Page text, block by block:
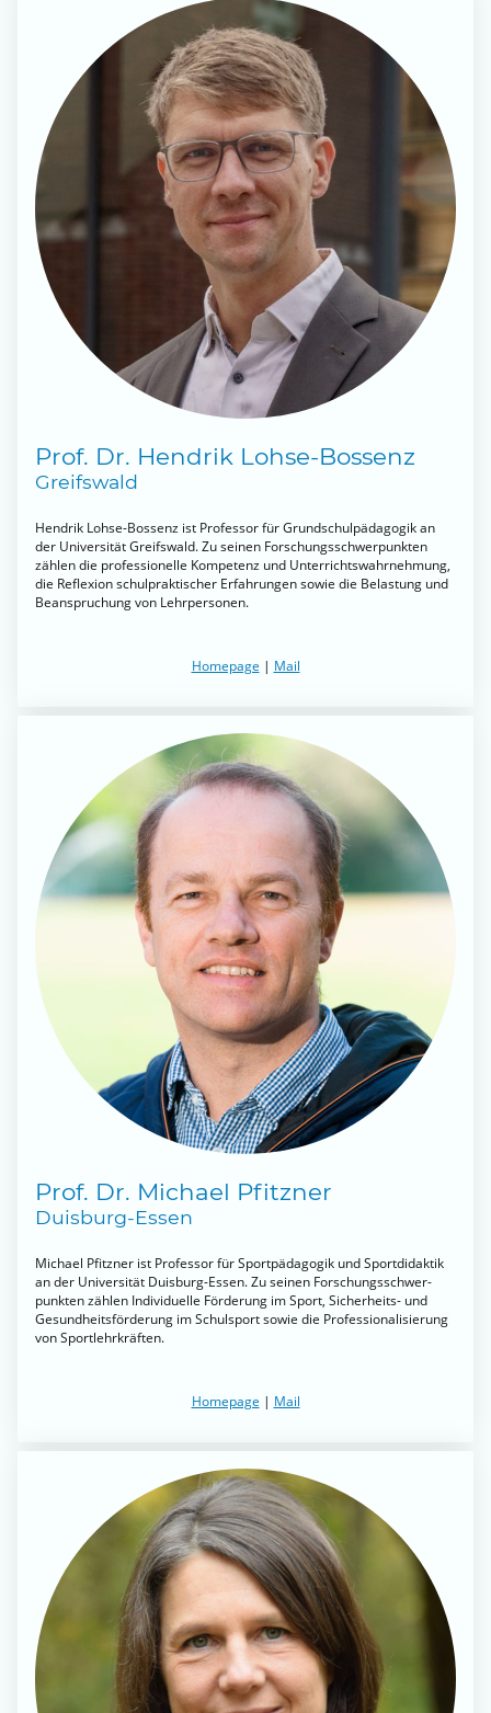
Prof. Dr. Hendrik Lohse-Bossenz
Greifswald
Hendrik Lohse-Bossenz ist Professor für Grundschulpädagogik an
der Universität Greifswald. Zu seinen Forschungsschwerpunkten
zählen die professionelle Kompetenz und Unterrichtswahrnehmung,
die Reflexion schulpraktischer Erfahrungen sowie die Belastung und
Beanspruchung von Lehrpersonen.
Homepage | Mail
Prof. Dr. Michael Pfitzner
Duisburg-Essen
Michael Pfitzner ist Professor für Sportpädagogik und Sportdidaktik
an der Universität Duisburg-Essen. Zu seinen Forschungsschwer-
punkten zählen Individuelle Förderung im Sport, Sicherheits- und
Gesundheitsförderung im Schulsport sowie die Professionalisierung
von Sportlehrkräften.
Homepage | Mail